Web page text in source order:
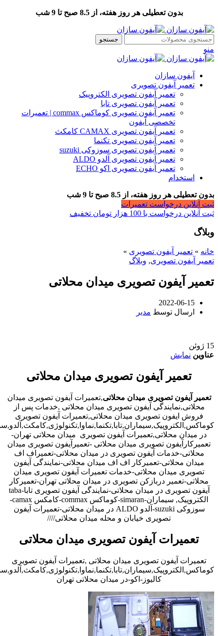
بدون تعطیلی هر روز هفته، از 8.5 صبح تا 9 شب
جستجو
منو
آیفون سازان
تعمیر آیفون تصویری
تعمیر آیفون تصویری الکتروپیک
تعمیر آیفون تصویری تابا
تعمیر آیفون تصویری کوماکس commax | تعمیرات
تخصصی آیفون
تعمیر آیفون تصویری CAMAX کامکث
تعمیر آیفون تصویری تکنما
تعمیر آیفون تصویری سوزوکی suzuki
تعمیر آیفون تصویری آلدو ALDO
تعمیر آیفون تصویری اکو ECHO
استخدام
بدون تعطیلی هر روز هفته، از 8.5 صبح تا 9 شب
ثبت آنلاین درخواست تعمیرات
ثبت آنلاین درخواست با 100 هزار تومان تخفیف
وبلاگ
خانه » تعمیر آیفون تصویری »
تعمیر آیفون تصویری, وبلاگ
تعمیر آیفون تصویری میدان محلاتی
2022-06-15
ارسال توسط مدیر
15 ژوئن
عناوین نمایش
تعمیر آیفون تصویری میدان محلاتی
تعمیر آیفون تصویری میدان محلاتی,تعمیرات آیفون تصویری میدان
محلاتی,نمایندگی آیفون تصویری میدان محلاتی ,خدمات پس از
فروش ایفون تصویری میدان محلاتی,تعمیرات آیفون تصویری
در میدان محلاتی,تعمیرات آیفون تصویری میدان محلاتی تهران-
تعمیرکارآیفون تصویری میدان محلاتی -تعمیرآیفون تصویری میدان
محلاتی-خدمات آیفون تصویری در میدان محلاتی-تعمیراف اف
میدان محلاتی-تعمیرکار اف اف میدان محلاتی-نمایندگی آیفون
تصویری میدان محلاتی-خدمات تعمیرات آیفون تصویری میدان
محلاتی-تعمیر دربازکن تصویری در میدان محلاتی تهران-تعمیرکار
آیفون تصویری در میدان محلاتی-نمایندگی آیفون تصویری تابا-taba
الکتروپیک, سیماران-simaran-کوماکس commax-کامکس camax-
سوزوکی suzuki-آلدو ALDO در میدان محلاتی-تعمیرات آیفون
تصویری خیابان و محله میدان محلاتی////
تعمیرات آیفون تصویری میدان محلاتی
تعمیرات آیفون تصویری میدان محلاتی ,تعمیرات آیفون تصویری
کالیوز-اکو-در میدان محلاتی تهران